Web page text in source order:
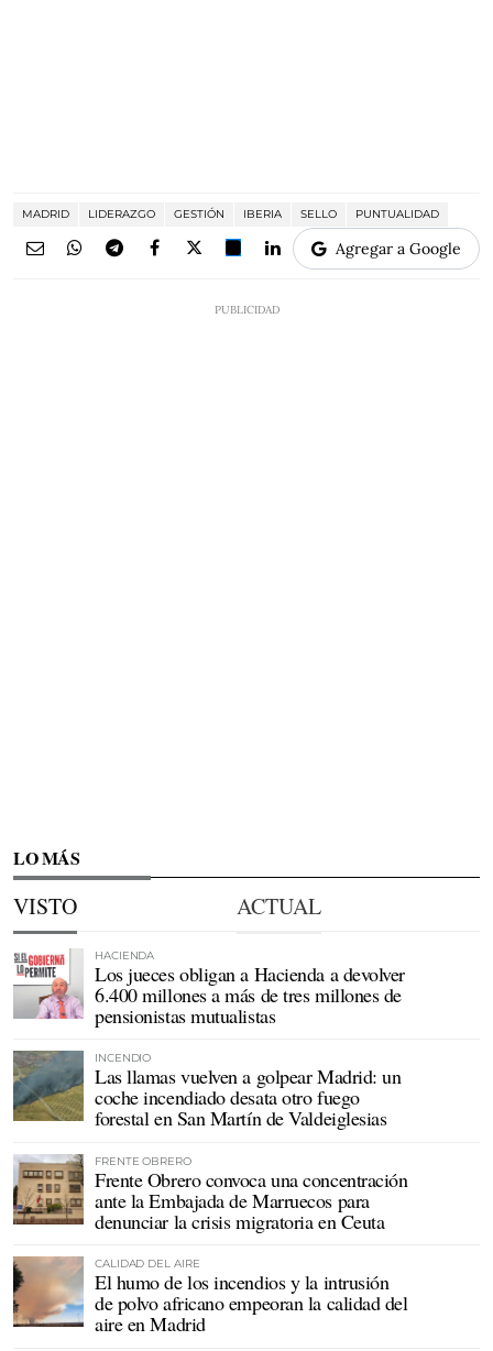
MADRID LIDERAZGO GESTIÓN IBERIA SELLO PUNTUALIDAD
Agregar a Google
LO MÁS
VISTO ACTUAL
HACIENDA
Los jueces obligan a Hacienda a devolver
6.400 millones a más de tres millones de
pensionistas mutualistas
INCENDIO
Las llamas vuelven a golpear Madrid: un
coche incendiado desata otro fuego
forestal en San Martín de Valdeiglesias
FRENTE OBRERO
Frente Obrero convoca una concentración
ante la Embajada de Marruecos para
denunciar la crisis migratoria en Ceuta
CALIDAD DEL AIRE
El humo de los incendios y la intrusión
de polvo africano empeoran la calidad del
aire en Madrid